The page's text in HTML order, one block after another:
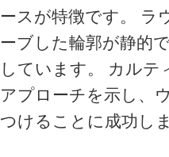
ースが特徴です。 ラ
ーブした輪郭が静的
しています。 カルテ
アプローチを示し、
つけることに成功し